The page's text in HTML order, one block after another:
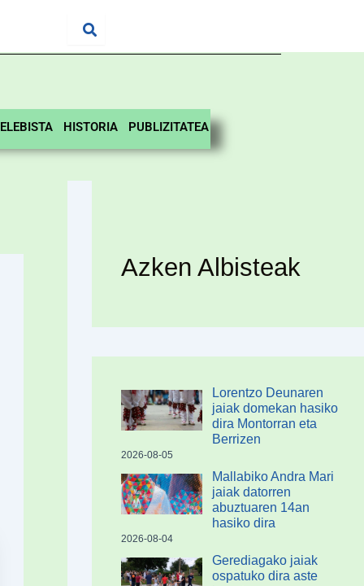
HISTORIA PUBLIZITATEA
Azken Albisteak
Lorentzo Deunaren
jaiak domekan hasiko
dira Montorran eta
Berrizen
2026-08-05
Mallabiko Andra Mari
jaiak datorren
abuztuaren 14an
hasiko dira
2026-08-04
Gerediagako jaiak
ospatuko dira aste